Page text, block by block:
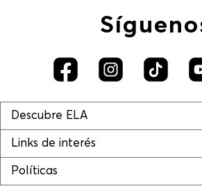
Descubre ELA
Links de interés
Políticas